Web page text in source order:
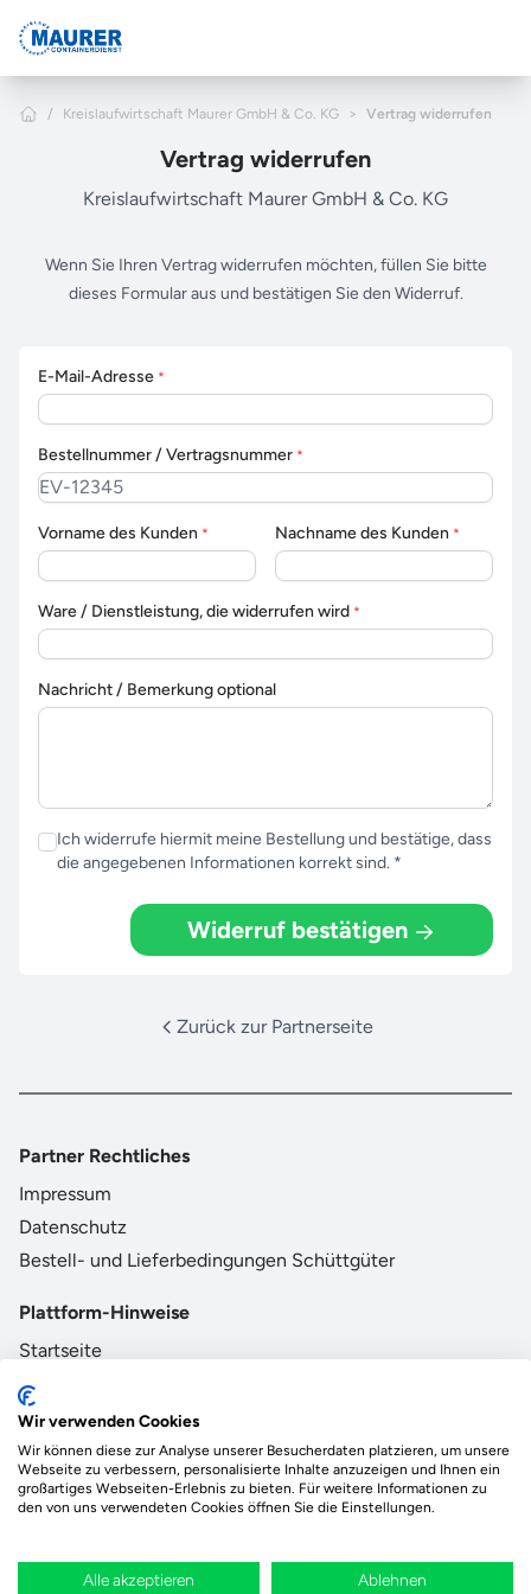
Home
/ Kreislaufwirtschaft Maurer GmbH & Co. KG > Vertrag widerrufen
Vertrag widerrufen
Kreislaufwirtschaft Maurer GmbH & Co. KG
Wenn Sie Ihren Vertrag widerrufen möchten, füllen Sie bitte
dieses Formular aus und bestätigen Sie den Widerruf.
E-Mail-Adresse *
Bestellnummer / Vertragsnummer *
Vorname des Kunden * Nachname des Kunden *
Ware / Dienstleistung, die widerrufen wird *
Nachricht / Bemerkung optional
Ich widerrufe hiermit meine Bestellung und bestätige, dass
die angegebenen Informationen korrekt sind. *
Widerruf bestätigen
Zurück zur Partnerseite
Partner Rechtliches
Impressum
Datenschutz
Bestell- und Lieferbedingungen Schüttgüter
Plattform-Hinweise
Startseite
AGB
Datenschutz
Impressum
vor Ort.
Wir verwenden Cookies
Wir können diese zur Analyse unserer Besucherdaten platzieren, um unsere
Webseite zu verbessern, personalisierte Inhalte anzuzeigen und Ihnen ein
großartiges Webseiten-Erlebnis zu bieten. Für weitere Informationen zu
den von uns verwendeten Cookies öffnen Sie die Einstellungen.
Alle akzeptieren Ablehnen